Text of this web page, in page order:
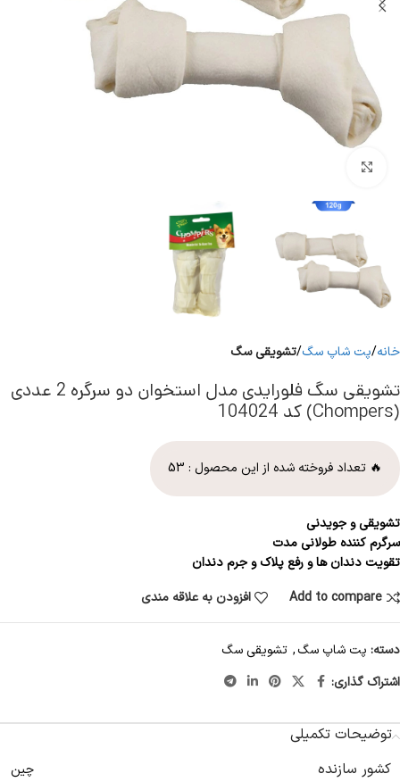
خانه پت شاپ سگ تشویقی سگ
تشویقی سگ فلورایدی مدل استخوان دو سرگره 2 عددی
(Chompers) کد 104024
🔥 تعداد فروخته شده از این محصول : 53
تشویقی و جویدنی
سرگرم کننده طولانی مدت
تقویت دندان ها و رفع پلاک و جرم دندان
Add to compare
افزودن به علاقه مندی
دسته: پت شاپ سگ, تشویقی سگ
اشتراک گذاری:
توضیحات تکمیلی
کشور سازنده
چین